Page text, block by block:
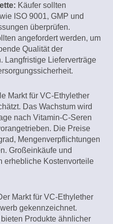
Käufer sollten
ISO 9001, GMP und
überprüfen.
angefordert werden, um
Qualität der
Langfristige Lieferverträge
Markt für VC-Ethylether
Das Wachstum wird
nach Vitamin-C-Seren
Die Preise
Mengenverpflichtungen
Großeinkäufe und
erhebliche Kostenvorteile
Markt für VC-Ethylether
gekennzeichnet.
Produkte ähnlicher